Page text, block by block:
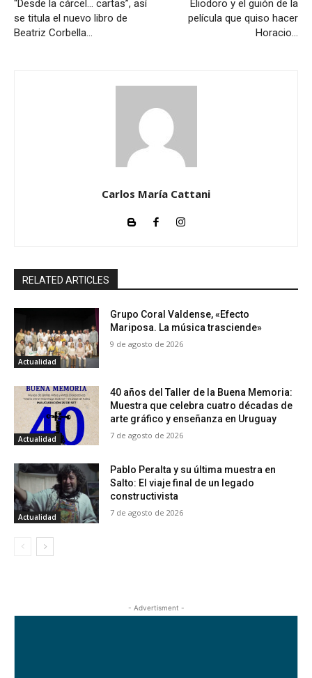
“Desde la cárcel… cartas”, así
se titula el nuevo libro de
Beatriz Corbella…
Eliodoro y el guión de la
película que quiso hacer
Horacio…
Carlos María Cattani
RELATED ARTICLES
Actualidad
Grupo Coral Valdense, «Efecto
Mariposa. La música trasciende»
9 de agosto de 2026
Actualidad
40 años del Taller de la Buena Memoria:
Muestra que celebra cuatro décadas de
arte gráfico y enseñanza en Uruguay
7 de agosto de 2026
Actualidad
Pablo Peralta y su última muestra en
Salto: El viaje final de un legado
constructivista
7 de agosto de 2026
- Advertisment -